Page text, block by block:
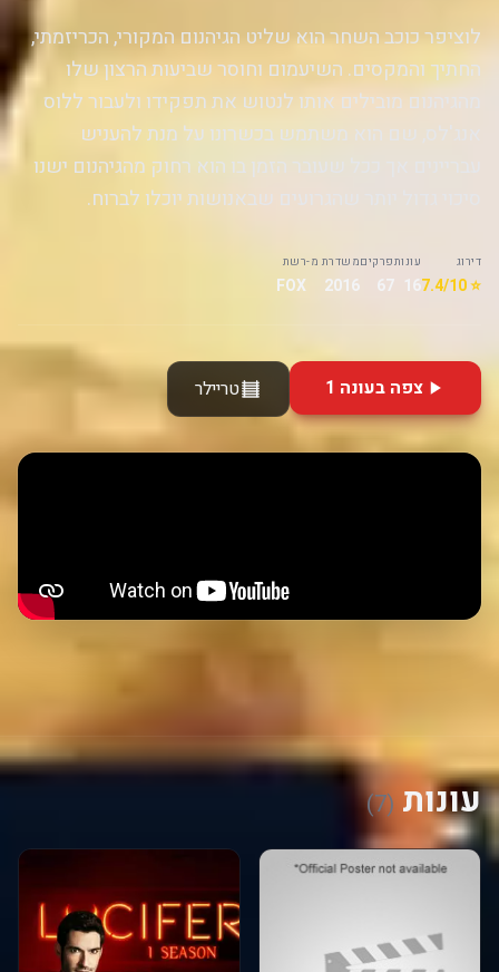
לוציפר כוכב השחר הוא שליט הגיהנום המקורי, הכריזמתי,
החתיך והמקסים. השיעמום וחוסר שביעות הרצון שלו
מהגיהנום מובילים אותו לנטוש את תפקידו ולעבור ללוס
אנג'לס, שם הוא משתמש בכשרונו על מנת להעניש
עבריינים אך ככל שעובר הזמן בו הוא רחוק מהגיהנום ישנו
סיכוי גדול יותר שהגרועים שבאנושות יוכלו לברוח.
דירוג
⭐ 7.4/10
עונות
16
פרקים
67
משדרת מ-
2016
רשת
FOX
צפה בעונה 1 טריילר
עונות (7)